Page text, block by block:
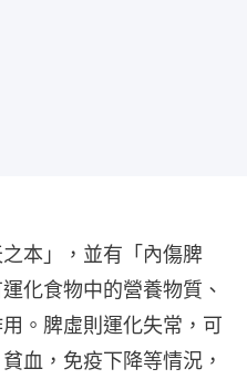
本」，並有「內傷脾
化食物中的營養物質、
。脾虛則運化失常，可
血，免疫下降等情況，